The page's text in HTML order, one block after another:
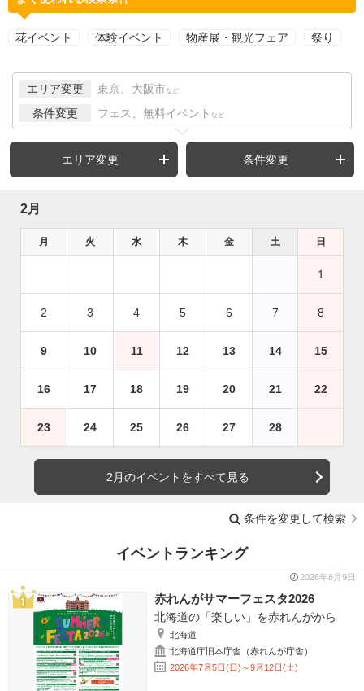
花イベント 体験イベント 物産展・観光フェア 祭り
エリア変更 東京、大阪市 など
条件変更 フェス、無料イベント など
エリア変更 条件変更
2月
月 火 水 木 金 土 日
1
2 3 4 5 6 7 8
9 10 11 12 13 14 15
16 17 18 19 20 21 22
23 24 25 26 27 28
2月のイベントをすべて見る
条件を変更して検索
イベントランキング
2026年8月9日
赤れんがサマーフェスタ2026
北海道の「楽しい」を赤れんがから
北海道
北海道庁旧本庁舎（赤れんが庁舎）
2026年7月5日(日)～9月12日(土)